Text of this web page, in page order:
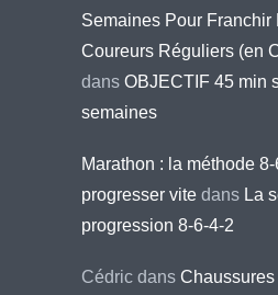
Semaines Pour Franchir
Coureurs Réguliers (en
dans OBJECTIF 45 min
semaines
Marathon : la méthode
progresser vite dans La
progression 8-6-4-2
Cédric dans